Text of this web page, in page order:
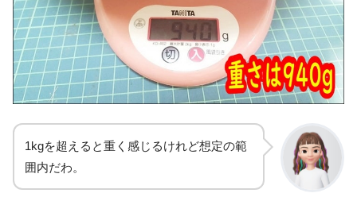
1kgを超えると重く感じるけれど想定の範
囲内だわ。